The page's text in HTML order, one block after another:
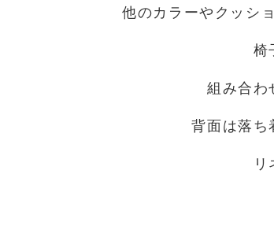
他のカラーやクッシ
椅
組み合わ
背面は落ち